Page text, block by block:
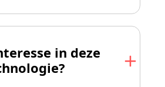
in deze